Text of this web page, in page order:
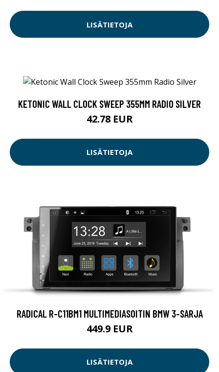
LISÄTIETOJA
KETONIC WALL CLOCK SWEEP 355MM RADIO SILVER
42.78 EUR
LISÄTIETOJA
RADICAL R-C11BM1 MULTIMEDIASOITIN BMW 3-SARJA
449.9 EUR
LISÄTIETOJA